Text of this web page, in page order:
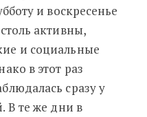
и воскресенье
активны,
и социальные
в этот раз
сразу у
В те же дни в